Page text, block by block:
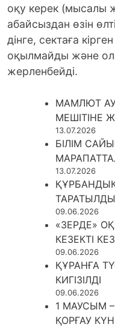
оқу керек (мысалы
абайсыздан өзiн
дінге, сектаға
оқылмайды және
жерленбейді.
МАМЛЮТ
МЕШІТІНЕ
13.07.2026
БІЛІМ
13.07.2026
ТАРАТЫЛДЫ
09.06.2026
«ЗЕРДЕ»
КЕЗЕКТІ
09.06.2026
ҚҰРАНҒА
КИГІЗІЛДІ
09.06.2026
1 МАУСЫМ
ҚОРҒАУ